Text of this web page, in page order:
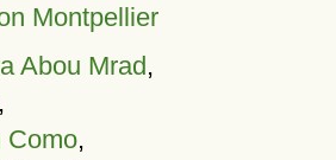
Montpellier
Abou Mrad,
,
Como,